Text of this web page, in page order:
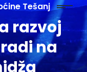
Tešanj
razvoj
na